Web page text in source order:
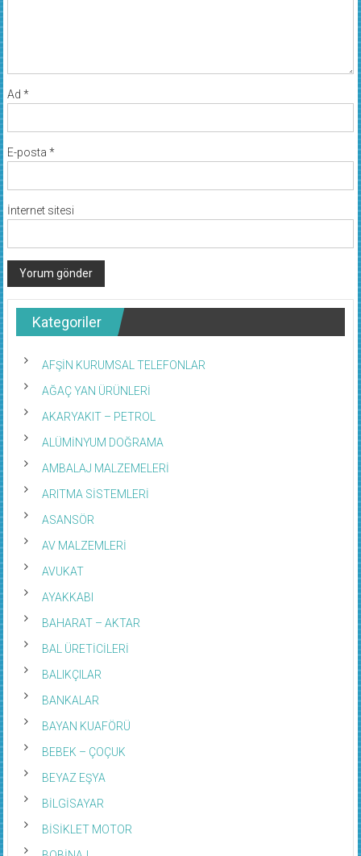
Ad *
E-posta *
İnternet sitesi
Kategoriler
AFŞİN KURUMSAL TELEFONLAR
AĞAÇ YAN ÜRÜNLERİ
AKARYAKIT – PETROL
ALÜMİNYUM DOĞRAMA
AMBALAJ MALZEMELERİ
ARITMA SİSTEMLERİ
ASANSÖR
AV MALZEMLERİ
AVUKAT
AYAKKABI
BAHARAT – AKTAR
BAL ÜRETİCİLERİ
BALIKÇILAR
BANKALAR
BAYAN KUAFÖRÜ
BEBEK – ÇOÇUK
BEYAZ EŞYA
BİLGİSAYAR
BİSİKLET MOTOR